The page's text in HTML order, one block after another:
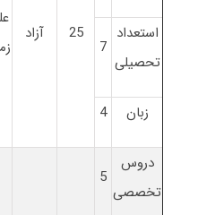
25 آزاد
استعداد
تحصیلی
7
زبان 4
دروس
تخصصی
5